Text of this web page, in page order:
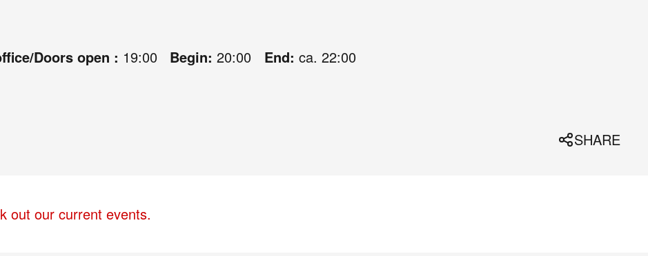
Doors open : 19:00 Begin: 20:00 End: ca. 22:00
SHARE
out our current events.